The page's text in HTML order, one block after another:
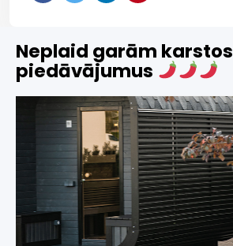
Neplaid garām karstos
piedāvājumus